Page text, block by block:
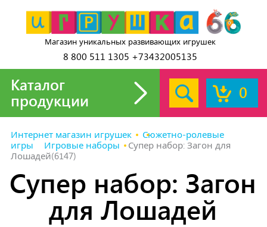
Магазин уникальных развивающих игрушек
8 800 511 1305 +73432005135
0
Каталог
продукции
Интернет магазин игрушек
Сюжетно-ролевые
игры
Игровые наборы
Супер набор: Загон для
Лошадей(6147)
Супер набор: Загон
для Лошадей